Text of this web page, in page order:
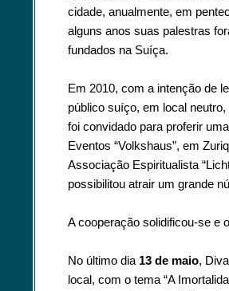
cidade, anualmente, em
alguns anos suas palestras
fundados na Suíça.
Em 2010, com a intenção de
público suíço, em local
foi convidado para proferir
Eventos “Volkshaus”, em
Associação Espiritualista
possibilitou atrair um grande
A cooperação solidificou-se e
No último dia 13 de maio,
local, com o tema “A